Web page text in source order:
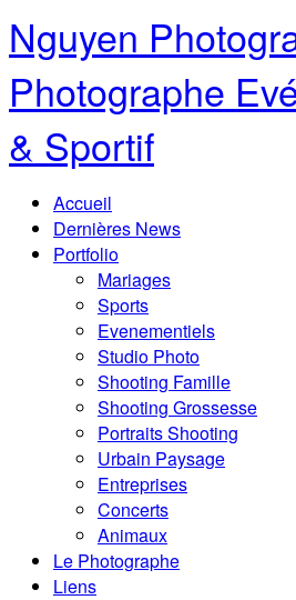
Nguyen
Photographe
& Sportif
Accueil
Dernières News
Portfolio
Mariages
Sports
Evenementiels
Studio Photo
Shooting Famille
Shooting Grossesse
Portraits Shooting
Urbain Paysage
Entreprises
Concerts
Animaux
Le Photographe
Liens